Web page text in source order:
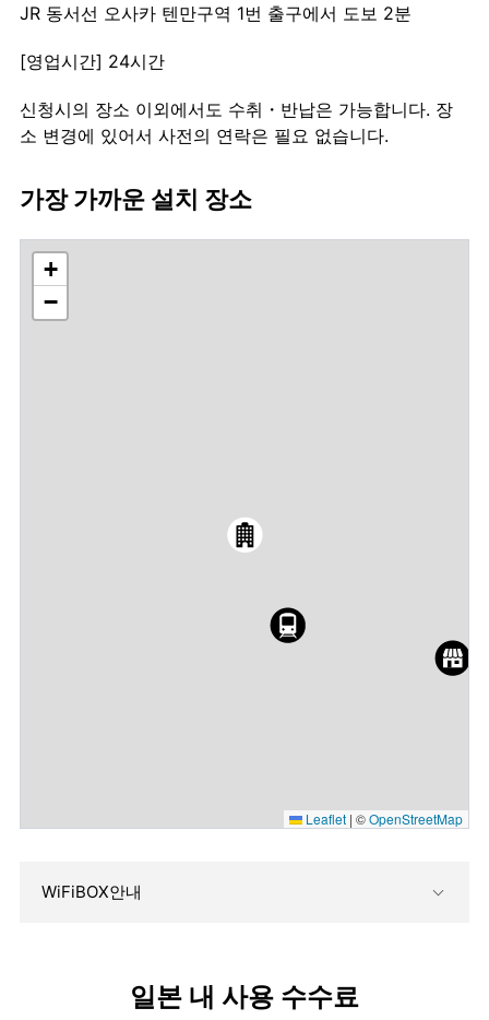
JR 동서선 오사카 텐만구역 1번 출구에서 도보 2분
[영업시간] 24시간
신청시의 장소 이외에서도 수취・반납은 가능합니다. 장
소 변경에 있어서 사전의 연락은 필요 없습니다.
가장 가까운 설치 장소
+
−
Leaflet | ©OpenStreetMap
WiFiBOX안내
일본 내 사용 수수료